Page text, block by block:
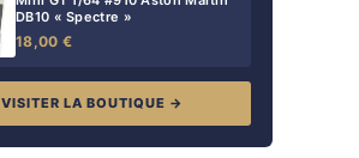
DB10 « Spectre »
18,00 €
VISITER LA BOUTIQUE →